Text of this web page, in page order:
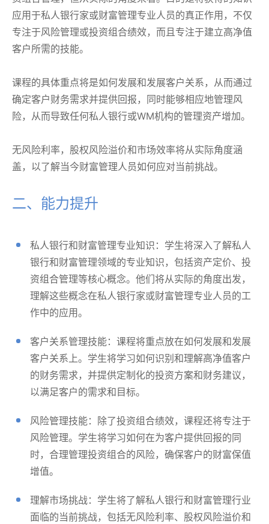
应用于私人银行家或财富管理专业人员的真正作用，不仅
专注于风险管理或投资组合绩效，而且专注于建立高净值
客户所需的技能。
课程的具体重点将是如何发展和发展客户关系，从而通过
确定客户财务需求并提供回报，同时能够相应地管理风
险，从而导致任何私人银行或WM机构的管理资产增加。
无风险利率，股权风险溢价和市场效率将从实际角度涵
盖，以了解当今财富管理人员如何应对当前挑战。
二、能力提升
私人银行和财富管理专业知识：学生将深入了解私人
银行和财富管理领域的专业知识，包括资产定价、投
资组合管理等核心概念。他们将从实际的角度出发，
理解这些概念在私人银行家或财富管理专业人员的工
作中的应用。
客户关系管理技能：课程将重点放在如何发展和发展
客户关系上。学生将学习如何识别和理解高净值客户
的财务需求，并提供定制化的投资方案和财务建议，
以满足客户的需求和目标。
风险管理技能：除了投资组合绩效，课程还将专注于
风险管理。学生将学习如何在为客户提供回报的同
时，合理管理投资组合的风险，确保客户的财富保值
增值。
理解市场挑战：学生将了解私人银行和财富管理行业
面临的当前挑战，包括无风险利率、股权风险溢价和